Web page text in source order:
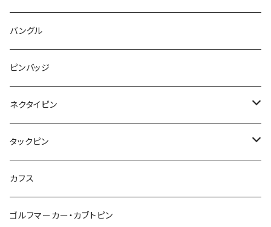
こいのぼり
マーブル
カメオ
星
鳥
マーブル
こいのぼり
てんとう虫
鳥
ハロウィン
カモフラージュ
square
レッサーパンダ
ブタ
惑星
星
唐津土
lip
フルーツ
アイスクリーム
マーブル
音楽
コアラ
羊
牛
レモン
野菜
雲
月
惑星
星
こいのぼり
カメラ
音楽
ラリエット
モザイク
ハート
アルファベット
ハロウィン
紐
ガラス
リボン
マーブル
鳥
星
アルファベット
バングル
ピンバッジ
ネクタイピン
結び
スクエア
タックピン
結び
カフス
ゴルフマーカー・カブトピン